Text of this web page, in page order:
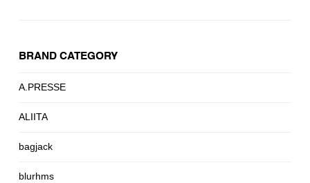
BRAND CATEGORY
A.PRESSE
ALIITA
bagjack
blurhms